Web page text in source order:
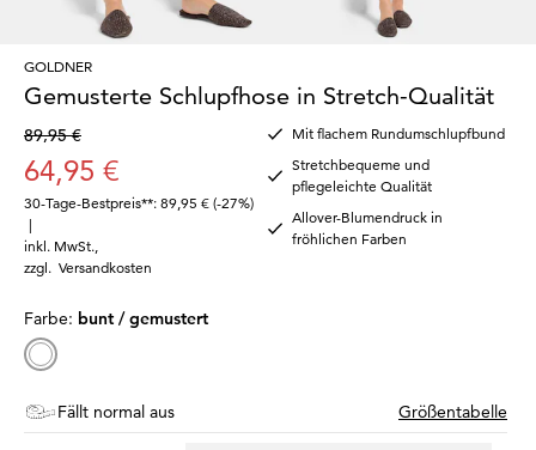
GOLDNER
Gemusterte Schlupfhose in Stretch-Qualität
89,95 €
64,95 €
30-Tage-Bestpreis**: 89,95 € (-27%)
|
inkl. MwSt.
zzgl. Versandkosten
Mit flachem Rundumschlupfbund
Stretchbequeme und
pflegeleichte Qualität
Allover-Blumendruck in
fröhlichen Farben
Farbe: bunt / gemustert
Fällt normal aus Größentabelle